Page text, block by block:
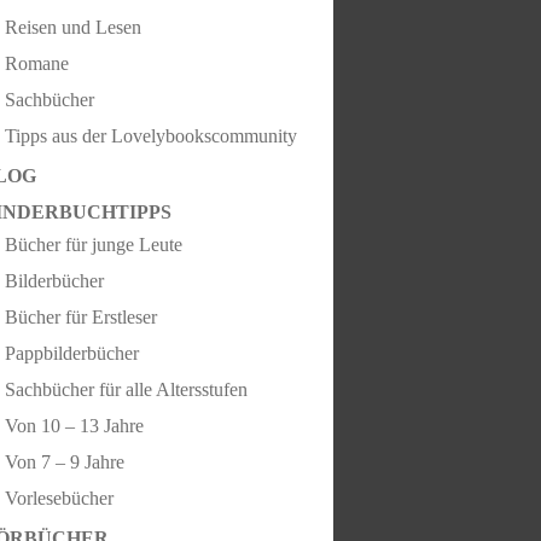
Reisen und Lesen
Romane
Sachbücher
Tipps aus der Lovelybookscommunity
Bücher für junge Leute
Bilderbücher
Bücher für Erstleser
Pappbilderbücher
Sachbücher für alle Altersstufen
Von 10 – 13 Jahre
Von 7 – 9 Jahre
Vorlesebücher